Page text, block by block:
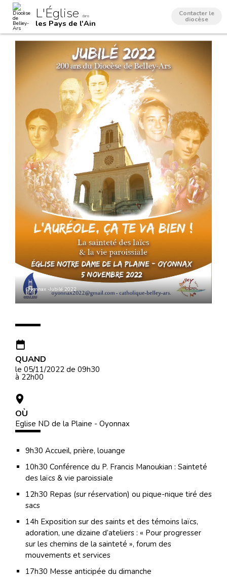
contenu.
Outils
personnels
L'Église dans
les Pays de l'Ain
Contacter le
diocèse
Oyonnax -Jubilé 2022
QUAND
le 05/11/2022 de 09h30
à 22h00
OÙ
Eglise ND de la Plaine - Oyonnax
9h30 Accueil, prière, louange
10h30 Conférence du P. Francis Manoukian : Sainteté
des laïcs & vie paroissiale
12h30 Repas (sur réservation) ou pique-nique tiré des
sacs
14h Exposition sur des saints et des témoins laïcs,
adoration, une dizaine d’ateliers : « Pour progresser
sur les chemins de la sainteté », forum des
mouvements et services
17h30 Messe anticipée du dimanche